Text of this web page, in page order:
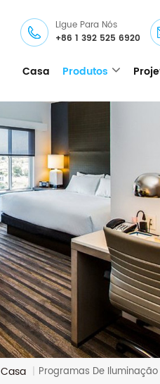
Ligue Para Nós
+86 1 392 525 6920
Casa Produtos
Casa | Programas De Iluminação